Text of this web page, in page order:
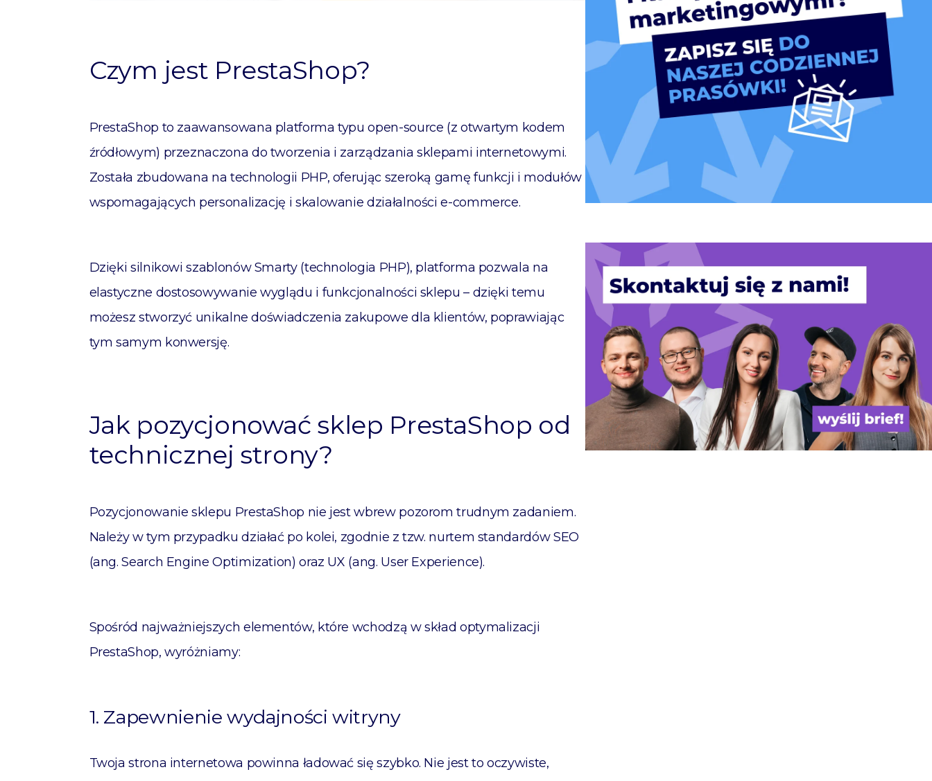
Czym jest PrestaShop?
PrestaShop to zaawansowana platforma typu open-source (z otwartym kodem
źródłowym) przeznaczona do tworzenia i zarządzania sklepami internetowymi.
Została zbudowana na technologii PHP, oferując szeroką gamę funkcji i modułów
wspomagających personalizację i skalowanie działalności e-commerce.
Dzięki silnikowi szablonów Smarty (technologia PHP), platforma pozwala na
elastyczne dostosowywanie wyglądu i funkcjonalności sklepu – dzięki temu
możesz stworzyć unikalne doświadczenia zakupowe dla klientów, poprawiając
tym samym konwersję.
Jak pozycjonować sklep PrestaShop od
technicznej strony?
Pozycjonowanie sklepu PrestaShop nie jest wbrew pozorom trudnym zadaniem.
Należy w tym przypadku działać po kolei, zgodnie z tzw. nurtem standardów SEO
(ang. Search Engine Optimization) oraz UX (ang. User Experience).
Spośród najważniejszych elementów, które wchodzą w skład optymalizacji
PrestaShop, wyróżniamy:
1. Zapewnienie wydajności witryny
Twoja strona internetowa powinna ładować się szybko. Nie jest to oczywiste,